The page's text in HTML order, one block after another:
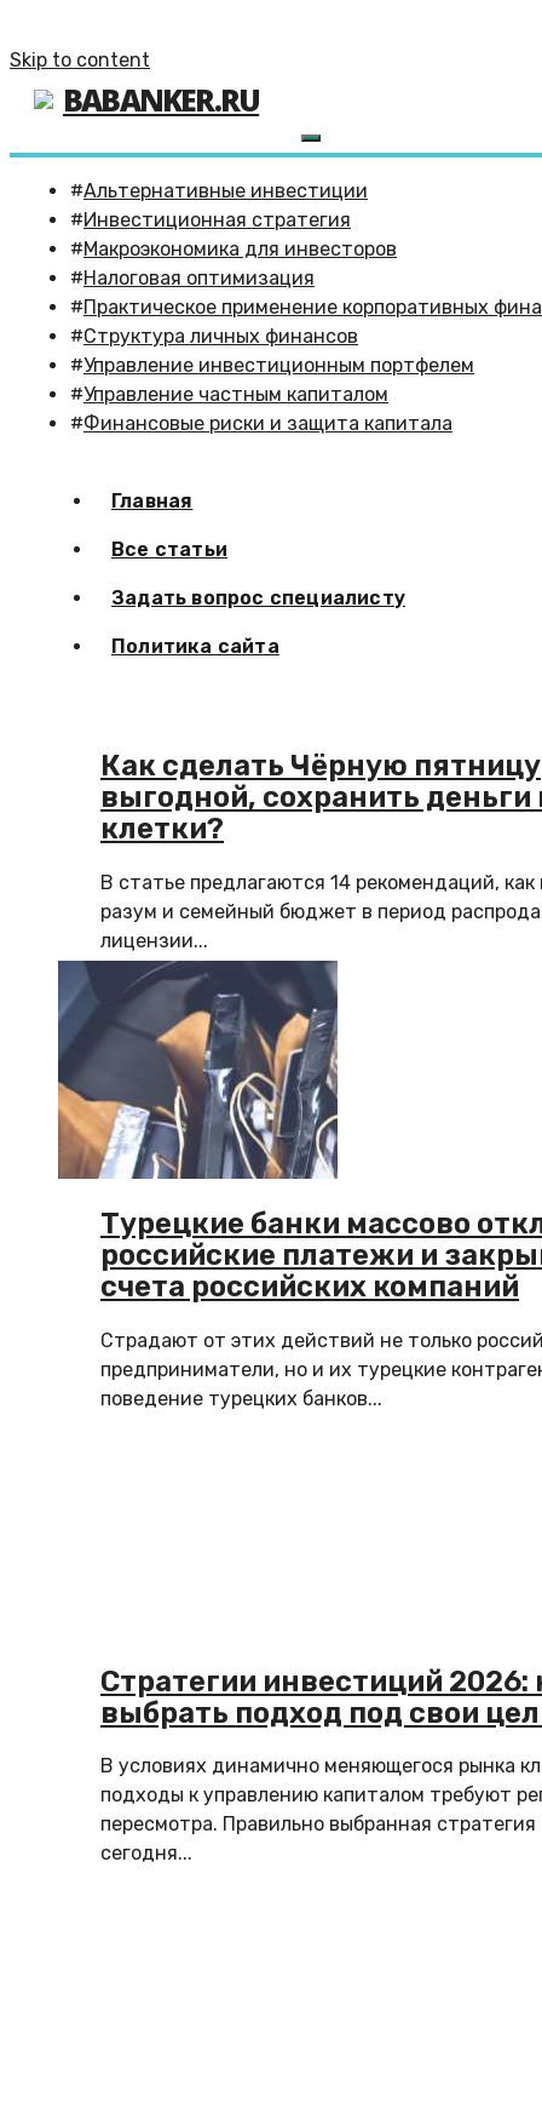
Skip to content
BABANKER.RU
Альтернативные инвестиции
Инвестиционная стратегия
Макроэкономика для инвесторов
Налоговая оптимизация
Практическое применение корпоративных
Структура личных финансов
Управление инвестиционным портфелем
Управление частным капиталом
Финансовые риски и защита капитала
Главная
Все статьи
Задать вопрос специалисту
Политика сайта
Как сделать Чёрную пятницу
выгодной, сохранить
клетки?
В статье предлагаются 14 рекомендаций, как
разум и семейный бюджет в период
лицензии...
Турецкие банки массово
российские платежи и
счета российских компаний
Страдают от этих действий не только
предприниматели, но и их турецкие
поведение турецких банков...
Стратегии инвестиций 2026:
выбрать подход под свои
В условиях динамично меняющегося рынка
подходы к управлению капиталом требуют
пересмотра. Правильно выбранная
сегодня...